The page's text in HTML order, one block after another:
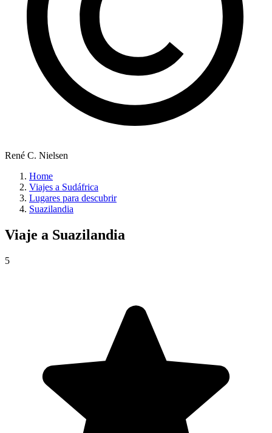
René C. Nielsen
Home
Viajes a Sudáfrica
Lugares para descubrir
Suazilandia
Viaje a Suazilandia
5